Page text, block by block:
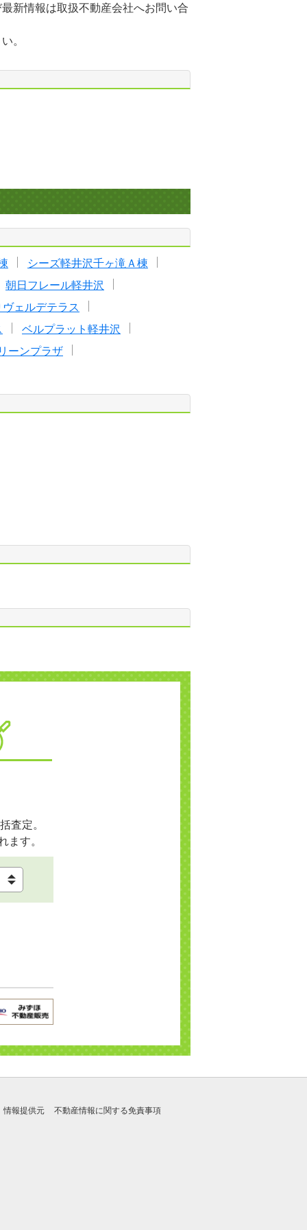
新情報は取扱不動産会社へお問い合
。
シーズ軽井沢千ヶ滝Ａ棟
朝日フレール軽井沢
ェルデテラス
ベルプラット軽井沢
ーンプラザ
査定。
ます。
情報提供元 不動産情報に関する免責事項